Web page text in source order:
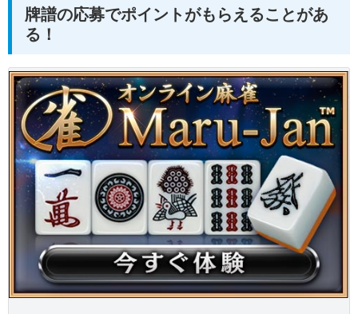
牌譜の応募でポイントがもらえることがあ
る！